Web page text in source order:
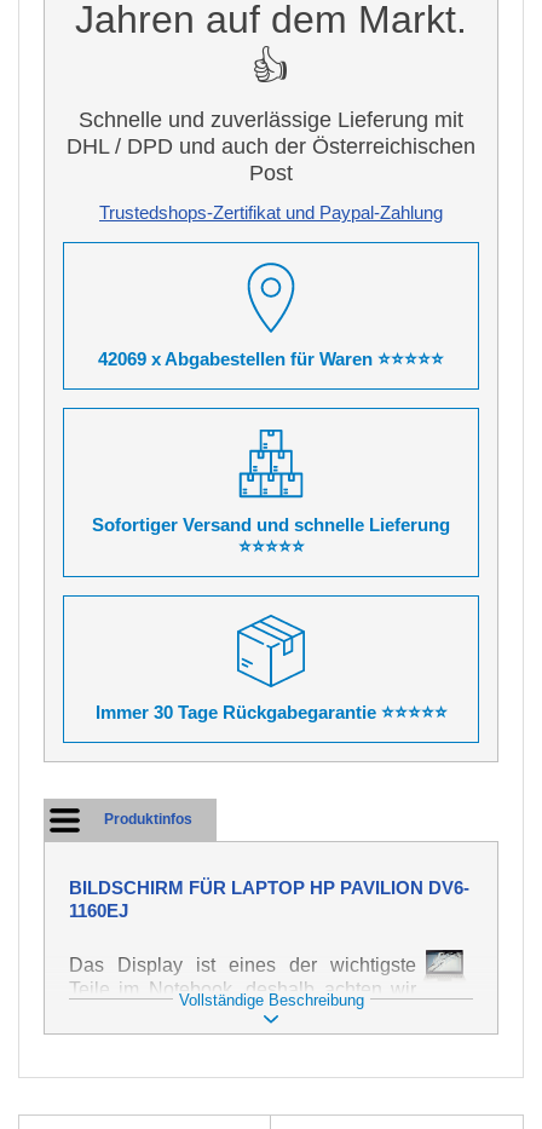
Jahren auf dem Markt.
👍
Schnelle und zuverlässige Lieferung mit
DHL / DPD und auch der Österreichischen
Post
Trustedshops-Zertifikat und Paypal-Zahlung
42069 x Abgabestellen für Waren ⭐⭐⭐⭐⭐
Sofortiger Versand und schnelle Lieferung
⭐⭐⭐⭐⭐
Immer 30 Tage Rückgabegarantie ⭐⭐⭐⭐⭐
Produktinfos
BILDSCHIRM FÜR LAPTOP HP PAVILION DV6-
1160EJ
Das Display ist eines der wichtigste
Teile im Notebook, deshalb achten wir
auf höchste Qualität dieses Ersatzteils.
Er dient zur Darstellung von Texten und
schnell, deshalb ist es wichtig, mit dem
Vollständige Beschreibung